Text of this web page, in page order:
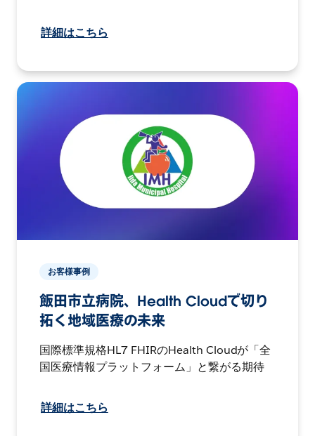
詳細はこちら
お客様事例
飯田市立病院、Health Cloudで切り
拓く地域医療の未来
国際標準規格HL7 FHIRのHealth Cloudが「全
国医療情報プラットフォーム」と繋がる期待
詳細はこちら